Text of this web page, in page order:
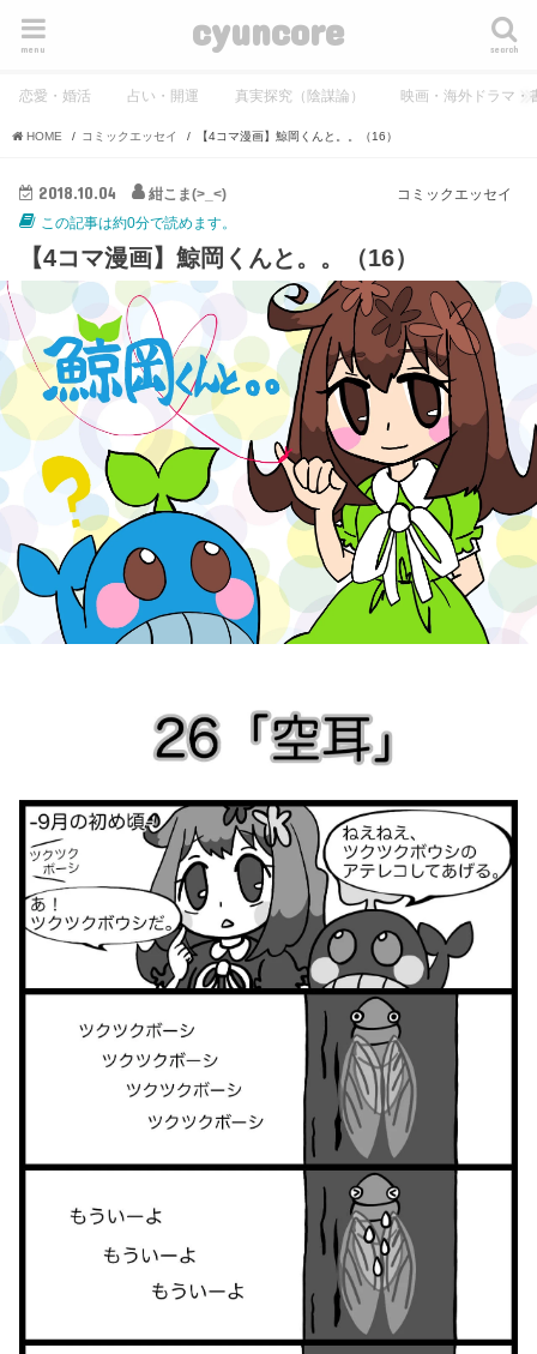
cyuncore search
menu
恋愛・婚活 占い・開運 真実探究（陰謀論） 映画・海外ドラマ・
HOME コミックエッセイ 【4コマ漫画】鯨岡くんと。。（16）
コミックエッセイ
2018.10.04
紺こま(>_<)
この記事は約0分で読めます。
【4コマ漫画】鯨岡くんと。。（16）